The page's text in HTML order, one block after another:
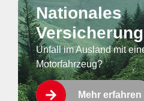
Nationales
Unfall im Ausland mit
Motorfahrzeug?
Mehr erfahren